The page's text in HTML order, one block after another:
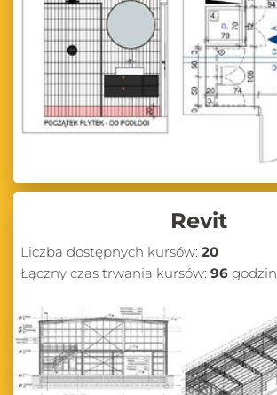
Revit
Liczba dostępnych kursów: 20
Łączny czas trwania kursów: 96 godzin